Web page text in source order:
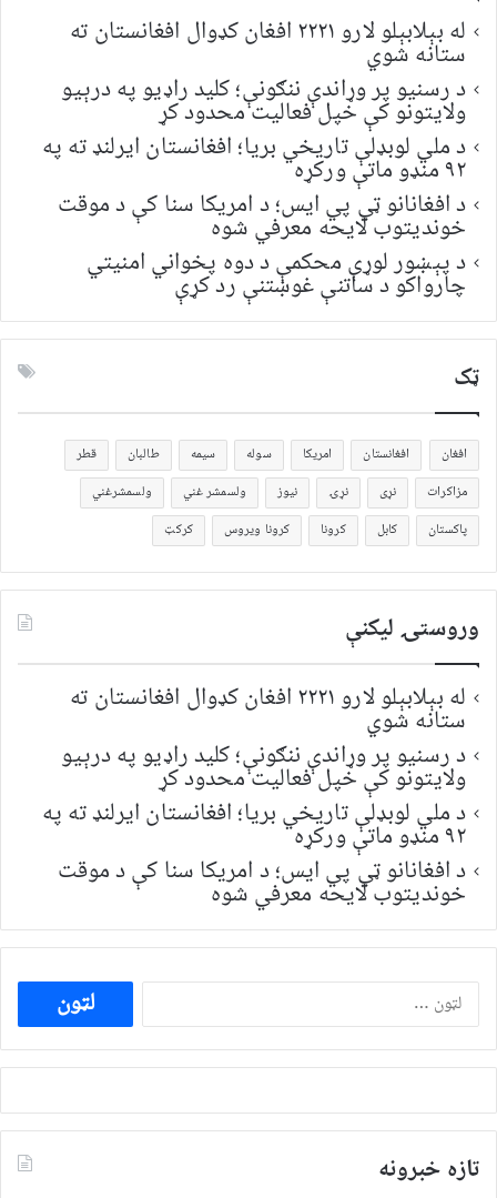
له بېلابېلو لارو ۲۲۲۱ افغان کډوال افغانستان ته
ستانه شوي
د رسنیو پر وړاندې ننګونې؛ کلید راډیو په درېیو
ولایتونو کې خپل فعالیت محدود کړ
د ملي لوبډلې تاریخي بریا؛ افغانستان ایرلنډ ته په
۹۲ منډو ماتې ورکړه
د افغانانو ټي پي ایس؛ د امریکا سنا کې د موقت
خونديتوب لایحه معرفي شوه
د پېښور لوړې محکمې د دوه پخواني امنیتي
چارواکو د ساتنې غوښتنې رد کړې
ټک
افغان افغانستان امریکا سوله سیمه طالبان
قطر
مزاکرات
نړی نړۍ نیوز ولسمشر غني
ولسمشرغني
پاکستان
کابل کرونا کرونا ویروس کرکټ
وروستۍ ليکنې
له بېلابېلو لارو ۲۲۲۱ افغان کډوال افغانستان ته
ستانه شوي
د رسنیو پر وړاندې ننګونې؛ کلید راډیو په درېیو
ولایتونو کې خپل فعالیت محدود کړ
د ملي لوبډلې تاریخي بریا؛ افغانستان ایرلنډ ته په
۹۲ منډو ماتې ورکړه
د افغانانو ټي پي ایس؛ د امریکا سنا کې د موقت
خونديتوب لایحه معرفي شوه
ددی
لپاره
لټون:
تازه خبرونه